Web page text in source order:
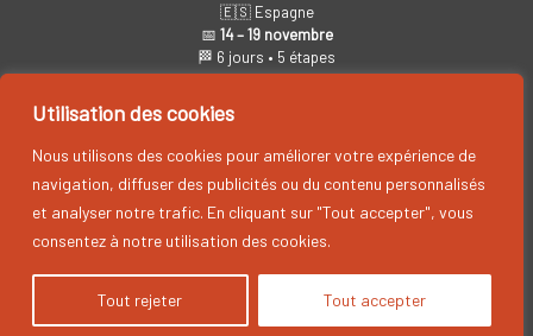
Utilisation des cookies
Nous utilisons des cookies pour améliorer votre expérience de
navigation, diffuser des publicités ou du contenu personnalisés
et analyser notre trafic. En cliquant sur "Tout accepter", vous
consentez à notre utilisation des cookies.
Tout rejeter Tout accepter
🇪🇸 Espagne
📅 14 – 19 novembre
🏁 6 jours • 5 étapes